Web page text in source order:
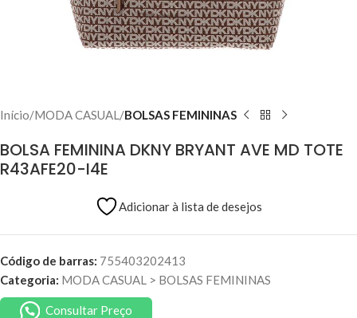
Início MODA CASUAL BOLSAS FEMININAS
BOLSA FEMININA DKNY BRYANT AVE MD TOTE
R43AFE20-I4E
Adicionar à lista de desejos
Código de barras: 755403202413
Categoria: MODA CASUAL > BOLSAS FEMININAS
Consultar Preço